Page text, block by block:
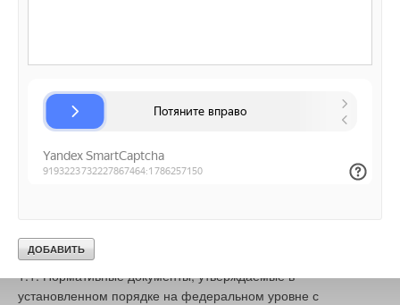
хозяйствования, должны быть переданы теплоснабжающей
компенсацией, если их метрологические характеристики
удовлетворяют установленным требованиям.
Подведем итог сказанному. Для реализации корректного
1. Нормативные документы (НД).
1.1. Нормативные документы, утверждаемые в
установленном порядке на федеральном уровне с